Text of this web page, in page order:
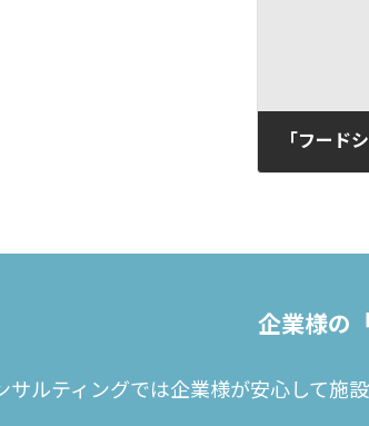
2025年10月21日
企業様の
サルティングでは企業様が安心して施